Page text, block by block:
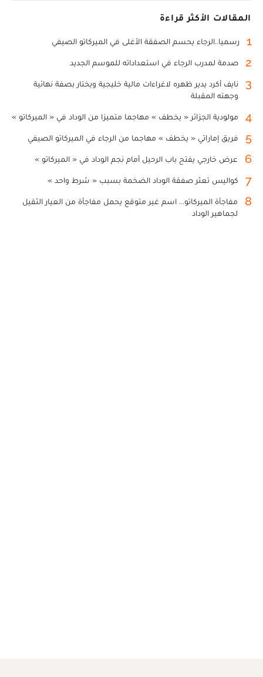
المقالات الأكثر قراءة
1 رسميا..الرجاء يحسم الصفقة الأغلى في الميركاتو الصيفي
2 صدمة لمدرب الرجاء في استعداداته للموسم الجديد
3
نايف أكرد يدير ظهره لاغراءات مالية خليجية ويختار بصفة نهائية
وجهته المقبلة
4 مولودية الجزائر « يخطف » مهاجما متميزا من الوداد في « الميركاتو »
5 فريق إماراتي « يخطف » مهاجما من الرجاء في الميركاتو الصيفي
6 عرض خارجي يفتح باب الرحيل أمام نجم الوداد في « الميركاتو »
7 كواليس تعثر صفقة الوداد الضخمة بسبب « شرط واحد »
8
مفاجأة الميركاتو... اسم غير متوقع يحمل مفاجأة من العيار الثقيل
لجماهير الوداد